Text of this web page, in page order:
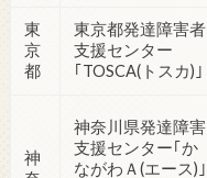
東
京
都
東京都発達障害者
支援センター
｢TOSCA(トスカ)｣
神
神奈川県発達障害
支援センター｢か
ながわＡ(エース)｣